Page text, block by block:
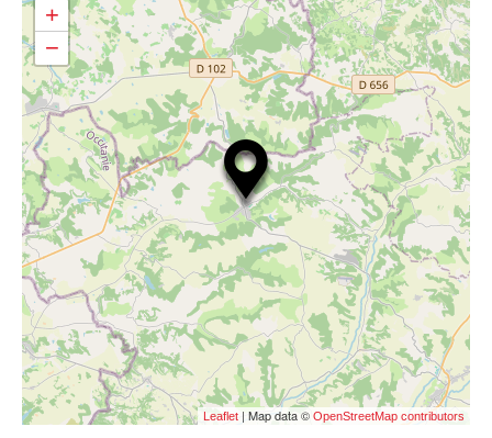
+
−
Leaflet | Map data © OpenStreetMap contributors